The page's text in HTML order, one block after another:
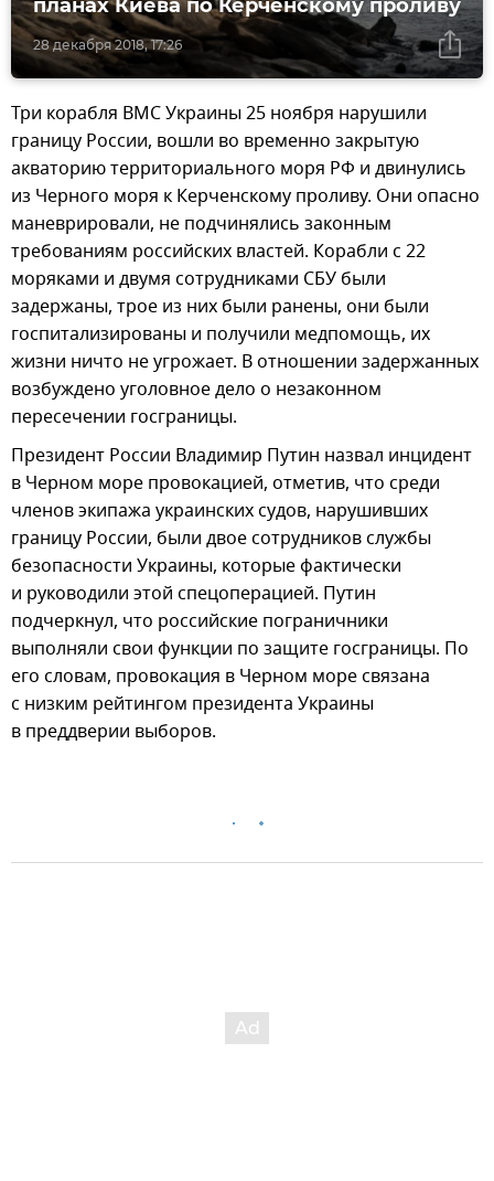
28 декабря 2018, 17:26
планах Киева по Керченскому проливу
Три корабля ВМС Украины 25 ноября нарушили
границу России, вошли во временно закрытую
акваторию территориального моря РФ и двинулись
из Черного моря к Керченскому проливу. Они опасно
маневрировали, не подчинялись законным
требованиям российских властей. Корабли с 22
моряками и двумя сотрудниками СБУ были
задержаны, трое из них были ранены, они были
госпитализированы и получили медпомощь, их
жизни ничто не угрожает. В отношении задержанных
возбуждено уголовное дело о незаконном
пересечении госграницы.
Президент России Владимир Путин назвал инцидент
в Черном море провокацией, отметив, что среди
членов экипажа украинских судов, нарушивших
границу России, были двое сотрудников службы
безопасности Украины, которые фактически
и руководили этой спецоперацией. Путин
подчеркнул, что российские пограничники
выполняли свои функции по защите госграницы. По
его словам, провокация в Черном море связана
с низким рейтингом президента Украины
в преддверии выборов.